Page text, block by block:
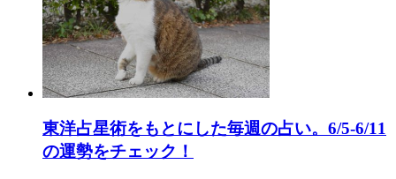
東洋占星術をもとにした毎週の占い。6/5-6/11
の運勢をチェック！